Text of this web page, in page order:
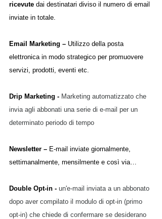
ricevute dai destinatari diviso il numero di email
inviate in totale.
Email Marketing – Utilizzo della posta
elettronica in modo strategico per promuovere
servizi, prodotti, eventi etc.
Drip Marketing - Marketing automatizzato che
invia agli abbonati una serie di e-mail per un
determinato periodo di tempo
Newsletter – E-mail inviate giornalmente,
settimanalmente, mensilmente e così via…
Double Opt-in - un'e-mail inviata a un abbonato
dopo aver compilato il modulo di opt-in (primo
opt-in) che chiede di confermare se desiderano